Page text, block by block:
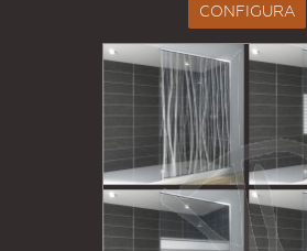
CONFIGURA